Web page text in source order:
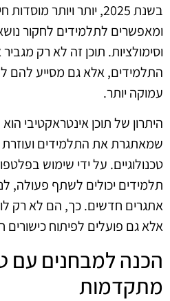
בשנת 2025, יותר ויותר
ומאפשרים לתלמידים לחקור
וסימולציות. תוכן זה לא רק
התלמידים, אלא גם מסייע להם
עמוקה יותר.
היתרון של תוכן אינטראקטיבי
שמאתגרת את התלמידים
טכנולוגיים. על ידי שימוש
תלמידים יכולים לשתף פעולה,
אתגרים חדשים. כך, הם לא רק
אלא גם פועלים לפיתוח כישורים
הכנה למבחנים עם
מתקדמות